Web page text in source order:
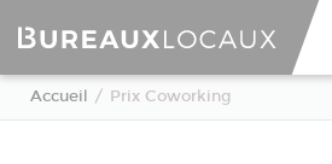
Accueil Prix Coworking